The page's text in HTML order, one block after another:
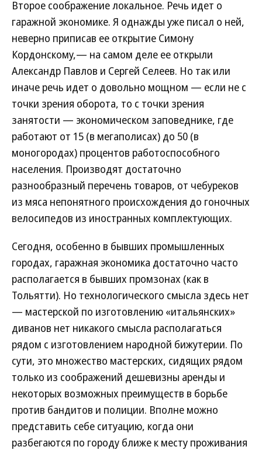
Второе соображение локальное. Речь идет о
гаражной экономике. Я однажды уже писал о ней,
неверно приписав ее открытие Симону
Кордонскому,— на самом деле ее открыли
Александр Павлов и Сергей Селеев. Но так или
иначе речь идет о довольно мощном — если не с
точки зрения оборота, то с точки зрения
занятости — экономическом заповеднике, где
работают от 15 (в мегаполисах) до 50 (в
моногородах) процентов работоспособного
населения. Производят достаточно
разнообразный перечень товаров, от чебуреков
из мяса непонятного происхождения до гоночных
велосипедов из иностранных комплектующих.
Сегодня, особенно в бывших промышленных
городах, гаражная экономика достаточно часто
располагается в бывших промзонах (как в
Тольятти). Но технологического смысла здесь нет
— мастерской по изготовлению «итальянских»
диванов нет никакого смысла располагаться
рядом с изготовлением народной бижутерии. По
сути, это множество мастерских, сидящих рядом
только из соображений дешевизны аренды и
некоторых возможных преимуществ в борьбе
против бандитов и полиции. Вполне можно
представить себе ситуацию, когда они
разбегаются по городу ближе к месту проживания